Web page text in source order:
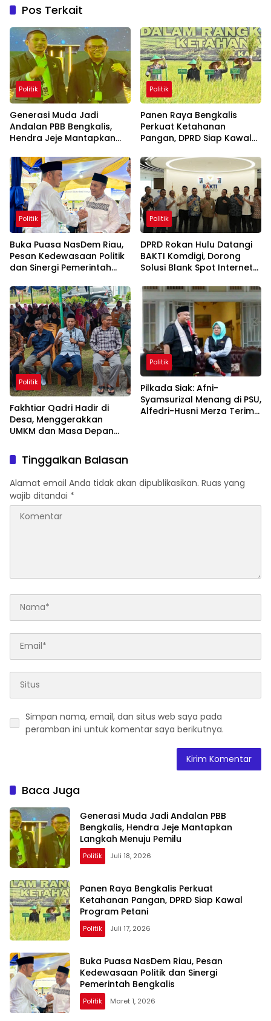
Pos Terkait
Politik
Generasi Muda Jadi
Andalan PBB Bengkalis,
Hendra Jeje Mantapkan
Politik
Panen Raya Bengkalis
Perkuat Ketahanan
Pangan, DPRD Siap Kawal
Politik
Buka Puasa NasDem Riau,
Pesan Kedewasaan Politik
dan Sinergi Pemerintah
Politik
DPRD Rokan Hulu Datangi
BAKTI Komdigi, Dorong
Solusi Blank Spot Internet
Politik
Fakhtiar Qadri Hadir di
Desa, Menggerakkan
UMKM dan Masa Depan
Politik
Pilkada Siak: Afni-
Syamsurizal Menang di PSU,
Alfedri-Husni Merza Terima
Tinggalkan Balasan
Alamat email Anda tidak akan dipublikasikan. Ruas yang
wajib ditandai *
Simpan nama, email, dan situs web saya pada
peramban ini untuk komentar saya berikutnya.
Baca Juga
Generasi Muda Jadi Andalan PBB
Bengkalis, Hendra Jeje Mantapkan
Langkah Menuju Pemilu
Politik Juli 18, 2026
Panen Raya Bengkalis Perkuat
Ketahanan Pangan, DPRD Siap Kawal
Program Petani
Politik Juli 17, 2026
Buka Puasa NasDem Riau, Pesan
Kedewasaan Politik dan Sinergi
Pemerintah Bengkalis
Politik Maret 1, 2026